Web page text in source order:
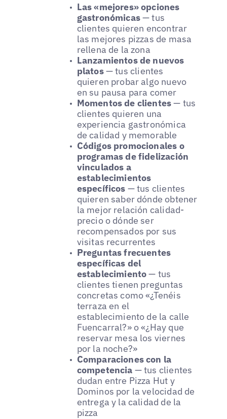
Las «mejores» opciones
gastronómicas— tus
clientes quieren encontrar
las mejores pizzas de masa
rellena de la zona
Lanzamientos de nuevos
platos— tus clientes
quieren probar algo nuevo
en su pausa para comer
Momentos de clientes— tus
clientes quieren una
experiencia gastronómica
de calidad y memorable
Códigos promocionales o
programas de fidelización
vinculados a
establecimientos
específicos — tus clientes
quieren saber dónde obtener
la mejor relación calidad-
precio o dónde ser
recompensados por sus
visitas recurrentes
Preguntas frecuentes
específicas del
establecimiento— tus
clientes tienen preguntas
concretas como «¿Tenéis
terraza en el
establecimiento de la calle
Fuencarral?» o «¿Hay que
reservar mesa los viernes
por la noche?»
Comparaciones con la
competencia — tus clientes
dudan entre Pizza Hut y
Dominos por la velocidad de
entrega y la calidad de la
pizza